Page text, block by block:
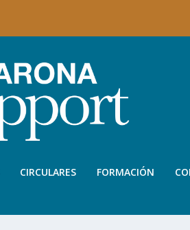
CIRCULARES FORMACIÓN